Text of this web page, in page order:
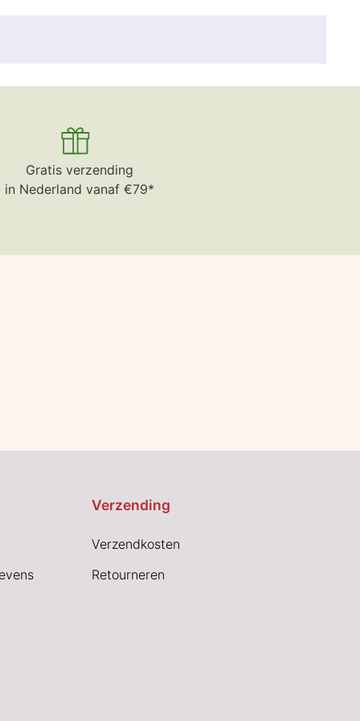
Gratis verzending
in Nederland vanaf €79*
Verzending
Verzendkosten
Retourneren